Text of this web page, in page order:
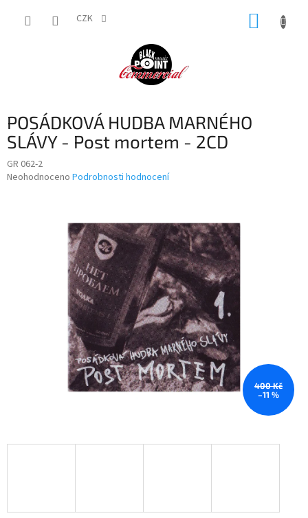
CZK
POSÁDKOVÁ HUDBA MARNÉHO
SLÁVY - Post mortem - 2CD
GR 062-2
Průměrné
Neohodnoceno Podrobnosti hodnocení
400 Kč
–11 %